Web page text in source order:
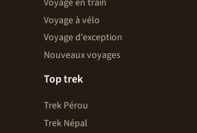
Voyage en train
Voyage à vélo
Voyage d'exception
Nouveaux voyages
Top trek
Trek Pérou
Trek Népal